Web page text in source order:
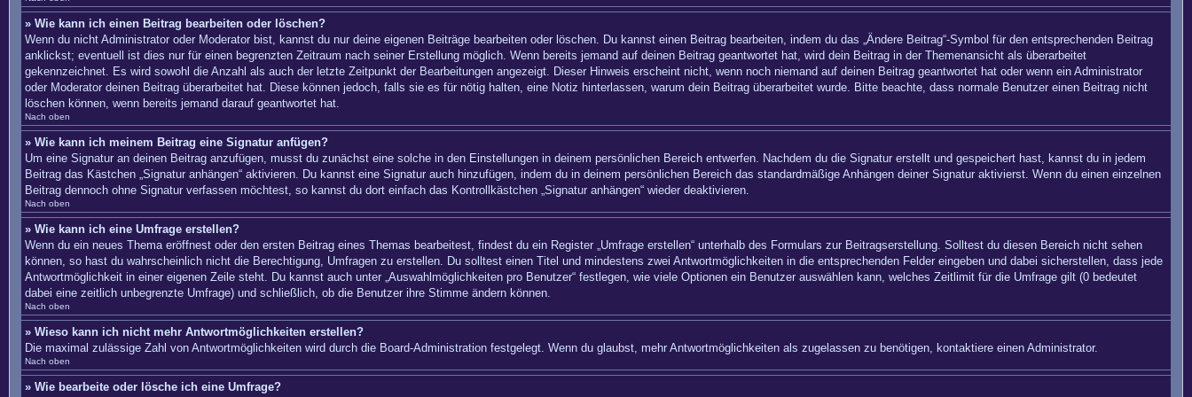
» Wie kann ich einen Beitrag bearbeiten oder löschen?
Wenn du nicht Administrator oder Moderator bist, kannst du nur deine eigenen Beiträge bearbeiten oder löschen. Du kannst einen Beitrag bearbeiten, indem du das „Ändere Beitrag“-Symbol für den entsprechenden Beitrag
anklickst; eventuell ist dies nur für einen begrenzten Zeitraum nach seiner Erstellung möglich. Wenn bereits jemand auf deinen Beitrag geantwortet hat, wird dein Beitrag in der Themenansicht als überarbeitet
gekennzeichnet. Es wird sowohl die Anzahl als auch der letzte Zeitpunkt der Bearbeitungen angezeigt. Dieser Hinweis erscheint nicht, wenn noch niemand auf deinen Beitrag geantwortet hat oder wenn ein Administrator
oder Moderator deinen Beitrag überarbeitet hat. Diese können jedoch, falls sie es für nötig halten, eine Notiz hinterlassen, warum dein Beitrag überarbeitet wurde. Bitte beachte, dass normale Benutzer einen Beitrag nicht
löschen können, wenn bereits jemand darauf geantwortet hat.
Nach oben
» Wie kann ich meinem Beitrag eine Signatur anfügen?
Um eine Signatur an deinen Beitrag anzufügen, musst du zunächst eine solche in den Einstellungen in deinem persönlichen Bereich entwerfen. Nachdem du die Signatur erstellt und gespeichert hast, kannst du in jedem
Beitrag das Kästchen „Signatur anhängen“ aktivieren. Du kannst eine Signatur auch hinzufügen, indem du in deinem persönlichen Bereich das standardmäßige Anhängen deiner Signatur aktivierst. Wenn du einen einzelnen
Beitrag dennoch ohne Signatur verfassen möchtest, so kannst du dort einfach das Kontrollkästchen „Signatur anhängen“ wieder deaktivieren.
Nach oben
» Wie kann ich eine Umfrage erstellen?
Wenn du ein neues Thema eröffnest oder den ersten Beitrag eines Themas bearbeitest, findest du ein Register „Umfrage erstellen“ unterhalb des Formulars zur Beitragserstellung. Solltest du diesen Bereich nicht sehen
können, so hast du wahrscheinlich nicht die Berechtigung, Umfragen zu erstellen. Du solltest einen Titel und mindestens zwei Antwortmöglichkeiten in die entsprechenden Felder eingeben und dabei sicherstellen, dass jede
Antwortmöglichkeit in einer eigenen Zeile steht. Du kannst auch unter „Auswahlmöglichkeiten pro Benutzer“ festlegen, wie viele Optionen ein Benutzer auswählen kann, welches Zeitlimit für die Umfrage gilt (0 bedeutet
dabei eine zeitlich unbegrenzte Umfrage) und schließlich, ob die Benutzer ihre Stimme ändern können.
Nach oben
» Wieso kann ich nicht mehr Antwortmöglichkeiten erstellen?
Die maximal zulässige Zahl von Antwortmöglichkeiten wird durch die Board-Administration festgelegt. Wenn du glaubst, mehr Antwortmöglichkeiten als zugelassen zu benötigen, kontaktiere einen Administrator.
Nach oben
» Wie bearbeite oder lösche ich eine Umfrage?